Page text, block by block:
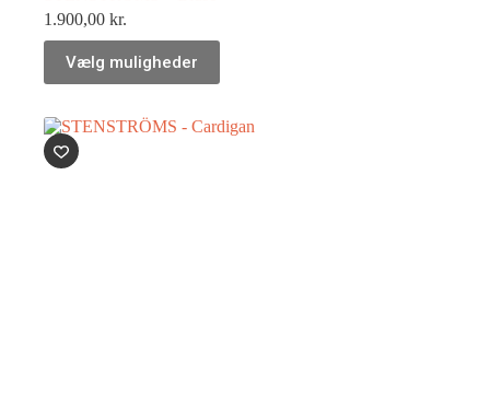
1.900,00 kr.
Vælg muligheder